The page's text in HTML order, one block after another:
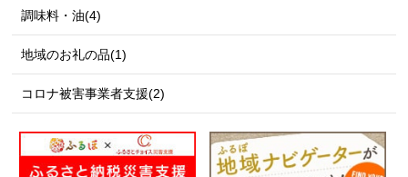
調味料・油(4)
地域のお礼の品(1)
コロナ被害事業者支援(2)